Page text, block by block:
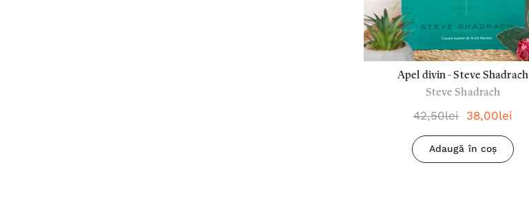
Apel divin - Steve Shadrach
Steve Shadrach
42,50lei 38,00lei
Adaugă în coș